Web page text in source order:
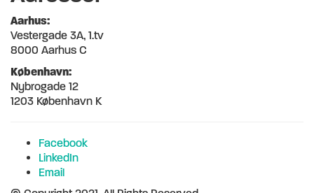
Aarhus:
Vestergade 3A, 1.tv
8000 Aarhus C
København:
Nybrogade 12
1203 København K
Facebook
LinkedIn
Email